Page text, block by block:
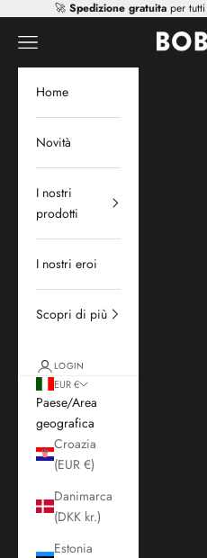
Vai al contenuto
🚀 Spedizione gratuitaper tutti
Mr
Apri il menu di navigazione
Home
Novità
I nostri
prodotti
I nostri eroi
Scopri di più
LOGIN
EUR €
Paese/Area
geografica
Croazia
(EUR €)
Danimarca
(DKK kr.)
Estonia